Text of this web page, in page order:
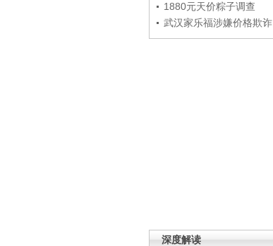
1880元天价粽子调查
武汉家乐福涉嫌价格欺诈
深度解读